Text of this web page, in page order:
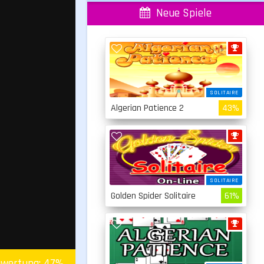
Neue Spiele
SOLITAIRE
Algerian Patience 2 43%
SOLITAIRE
Golden Spider Solitaire 61%